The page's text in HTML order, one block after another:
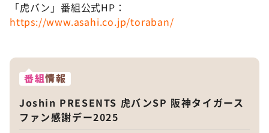
「虎バン」番組公式HP：
https://www.asahi.co.jp/toraban/
番組情報
Joshin PRESENTS 虎バンSP 阪神タイガース
ファン感謝デー2025